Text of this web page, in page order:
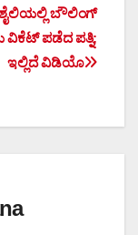
ಶೈಲಿಯಲ್ಲಿ ಬೌಲಿಂಗ್‌
ಪಡೆದ ಪತ್ನಿ;
ಇಲ್ಲಿದೆ ವಿಡಿಯೊ